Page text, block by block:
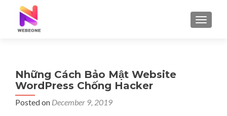
Những Cách Bảo Mật Website
WordPress Chống Hacker
Posted on December 9, 2019